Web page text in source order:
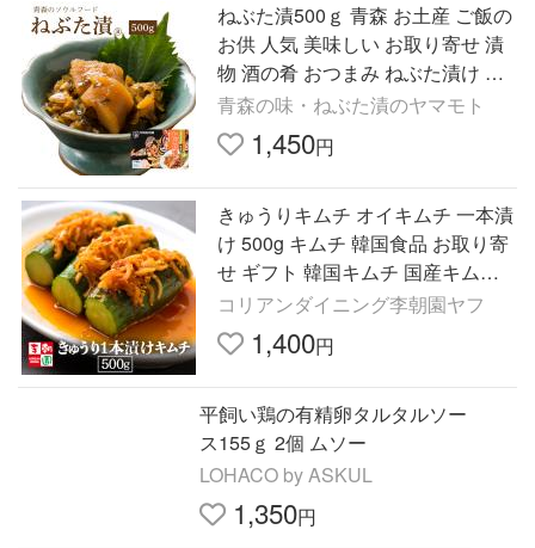
ねぶた漬500ｇ 青森 お土産 ご飯の
お供 人気 美味しい お取り寄せ 漬
物 酒の肴 おつまみ ねぶた漬け 大
根 きゅうり 数の子 昆布 スルメ
青森の味・ねぶた漬のヤマモト
1,450円
きゅうりキムチ オイキムチ 一本漬
け 500g キムチ 韓国食品 お取り寄
せ ギフト 韓国キムチ 国産キムチ
韓国 李朝園キムチ 李朝園 ご飯の
お供
コリアンダイニング李朝園ヤフ
1,400円
平飼い鶏の有精卵タルタルソー
ス155ｇ 2個 ムソー
LOHACO by ASKUL
1,350円